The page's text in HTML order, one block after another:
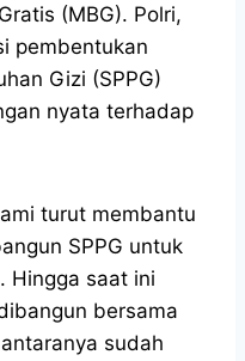
(MBG). Polri,
pembentukan
Gizi (SPPG)
nyata terhadap
turut membantu
SPPG untuk
Hingga saat ini
bersama
sudah